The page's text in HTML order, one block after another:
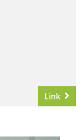
Link